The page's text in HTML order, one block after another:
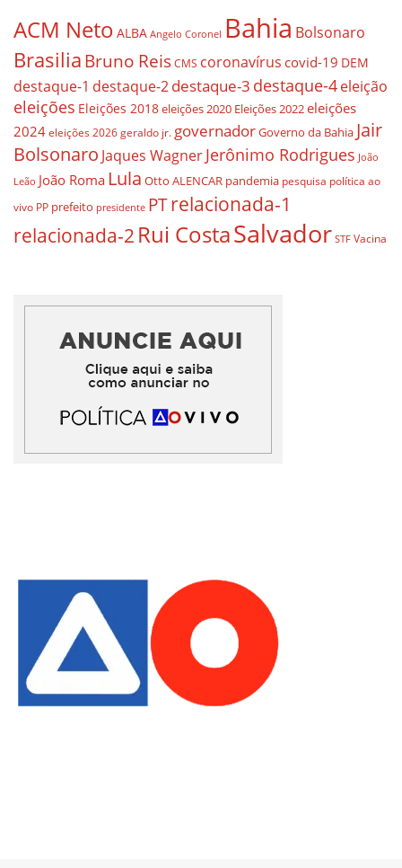
ACM Neto ALBA Angelo Coronel Bahia Bolsonaro
BrasiliaBruno ReisCMS coronavírus covid-19 DEM
destaque-1 destaque-2destaque-3 destaque-4eleição
eleições Eleições 2018eleições 2020 Eleições 2022eleições
2024 eleições 2026 geraldo jr. governadorGoverno da Bahia Jair
Bolsonaro Jaques WagnerJerônimo Rodrigues João
Leão João Roma Lula Otto ALENCAR pandemia pesquisa política ao
vivo PP prefeito presidente PTrelacionada-1
relacionada-2 Rui CostaSalvador STF Vacina